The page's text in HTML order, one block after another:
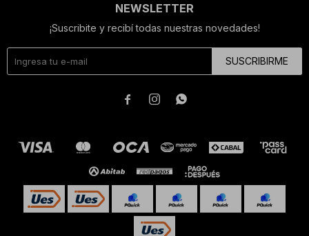
NEWSLETTER
¡Suscribite y recibí todas nuestras novedades!
SUSCRIBIRME
  